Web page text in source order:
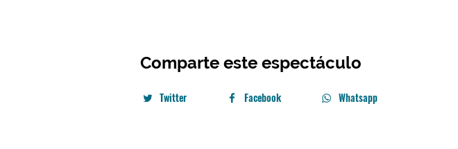
Comparte este espectáculo
Twitter Facebook Whatsapp